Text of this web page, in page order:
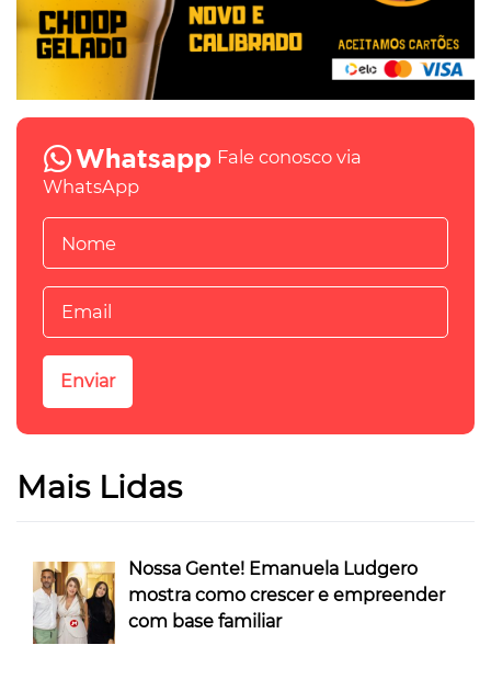
Fale conosco via
WhatsApp
Mais Lidas
Nossa Gente! Emanuela Ludgero
mostra como crescer e empreender
com base familiar